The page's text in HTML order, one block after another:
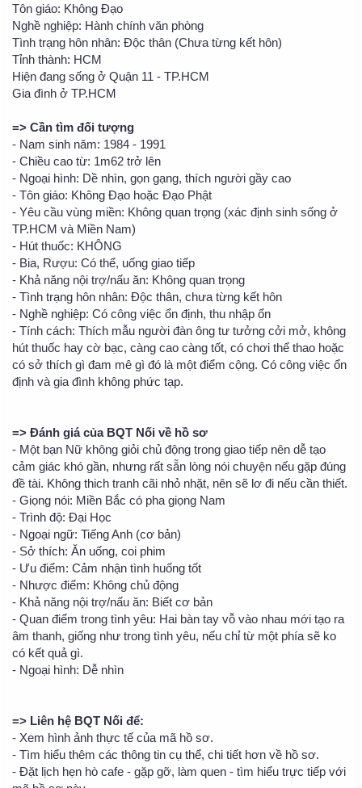
Tôn giáo: Không Đạo
Nghề nghiệp: Hành chính văn phòng
Tình trạng hôn nhân: Độc thân (Chưa từng kết hôn)
Tỉnh thành: HCM
Hiện đang sống ở Quận 11 - TP.HCM
Gia đình ở TP.HCM
=> Cần tìm đối tượng
- Nam sinh năm: 1984 - 1991
- Chiều cao từ: 1m62 trở lên
- Ngoại hình: Dề nhìn, gọn gạng, thích người gầy cao
- Tôn giáo: Không Đạo hoặc Đạo Phật
- Yêu cầu vùng miền: Không quan trọng (xác định sinh sống ở
TP.HCM và Miền Nam)
- Hút thuốc: KHÔNG
- Bia, Rượu: Có thể, uống giao tiếp
- Khả năng nội trợ/nấu ăn: Không quan trọng
- Tình trạng hôn nhân: Độc thân, chưa từng kết hôn
- Nghề nghiệp: Có công việc ổn định, thu nhập ổn
- Tính cách: Thích mẫu người đàn ông tư tưởng cởi mở, không
hút thuốc hay cờ bạc, càng cao càng tốt, có chơi thể thao hoặc
có sở thích gì đam mê gì đó là một điểm cộng. Có công việc ổn
định và gia đình không phức tạp.
=> Đánh giá của BQT Nối về hồ sơ
- Một bạn Nữ không giỏi chủ động trong giao tiếp nên dễ tạo
cảm giác khó gần, nhưng rất sẵn lòng nói chuyện nếu gặp đúng
đề tài. Không thich tranh cãi nhỏ nhặt, nên sẽ lơ đi nếu cần thiết.
- Giọng nói: Miền Bắc có pha giọng Nam
- Trình độ: Đại Học
- Ngoại ngữ: Tiếng Anh (cơ bản)
- Sở thích: Ăn uống, coi phim
- Ưu điểm: Cảm nhận tình huống tốt
- Nhược điểm: Không chủ động
- Khả năng nội trợ/nấu ăn: Biết cơ bản
- Quan điểm trong tình yêu: Hai bàn tay vỗ vào nhau mới tạo ra
âm thanh, giống như trong tình yêu, nếu chỉ từ một phía sẽ ko
có kết quả gì.
- Ngoại hình: Dễ nhìn
=> Liên hệ BQT Nối để:
- Xem hình ảnh thực tế của mã hồ sơ.
- Tìm hiểu thêm các thông tin cụ thể, chi tiết hơn về hồ sơ.
- Đặt lịch hẹn hò cafe - gặp gỡ, làm quen - tìm hiểu trực tiếp với